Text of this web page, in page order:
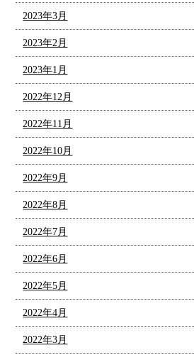
2023年3月
2023年2月
2023年1月
2022年12月
2022年11月
2022年10月
2022年9月
2022年8月
2022年7月
2022年6月
2022年5月
2022年4月
2022年3月